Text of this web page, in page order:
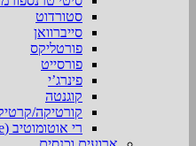
סטורדוט
סייברוואן
פורטליקס
פורסייט
פינרג’י
קוגנטה
קורטיקה/
רי אוטומוטיב (Ree)